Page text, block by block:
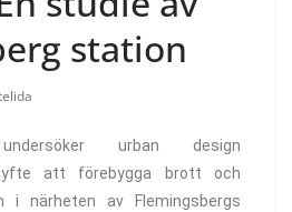
station
urban design
att förebygga brott och
i närheten av Flemingsbergs